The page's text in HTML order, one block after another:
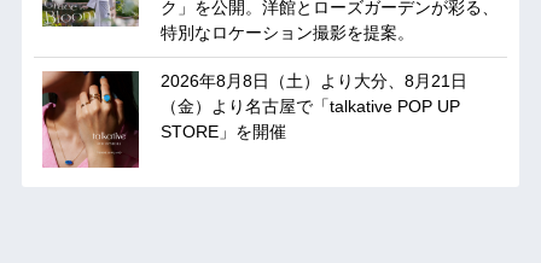
ク」を公開。洋館とローズガーデンが彩る、
特別なロケーション撮影を提案。
2026年8月8日（土）より大分、8月21日
（金）より名古屋で「talkative POP UP
STORE」を開催